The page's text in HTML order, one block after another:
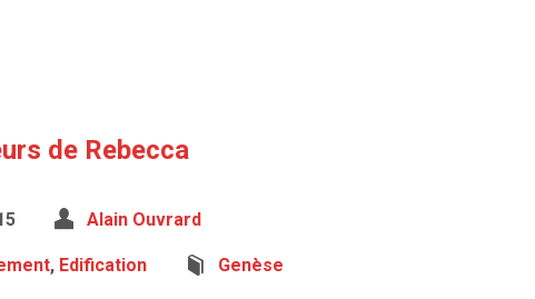
de Rebecca
Alain Ouvrard
, Edification Genèse